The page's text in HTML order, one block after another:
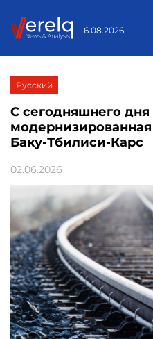
6.08.2026
Русский
С сегодняшнего
Баку-Тбилиси-Карс
02.06.2026